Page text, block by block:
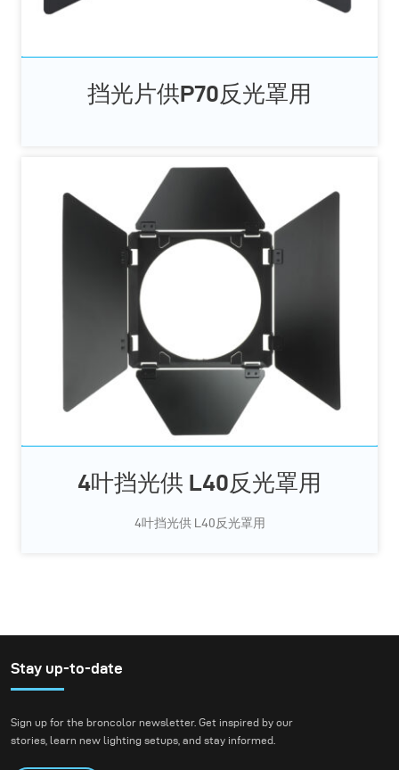
挡光片供P70反光罩用
4叶挡光供 L40反光罩用
4叶挡光供 L40反光罩用
Stay up-to-date
Sign up for the broncolor newsletter. Get inspired by our
stories, learn new lighting setups, and stay informed.